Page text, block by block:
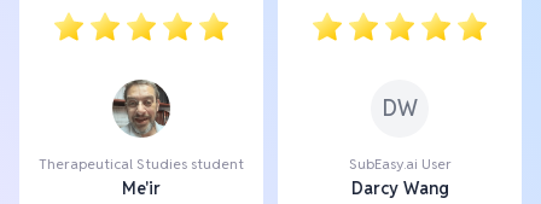
Therapeutical Studies student
Me'ir
DW
SubEasy.ai User
Darcy Wang